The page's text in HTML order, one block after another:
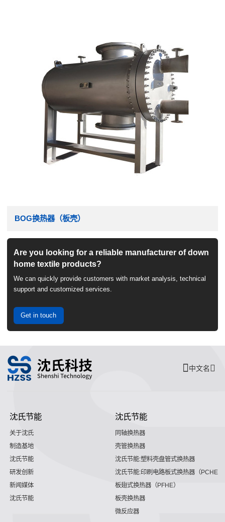
BOG换热器（板壳）
Are you looking for a reliable manufacturer of down
home textile products?
We can quickly provide customers with market analysis, technical
support and customized services.
Get in touch
中文名
沈氏节能
关于沈氏
制造基地
沈氏节能
研发创新
新闻媒体
沈氏节能
沈氏节能
同轴换热器
壳管换热器
沈氏节能:塑料壳盘管式换热器
沈氏节能:印刷电路板式换热器（PCHE）
板翅式换热器（PFHE）
板壳换热器
微反应器